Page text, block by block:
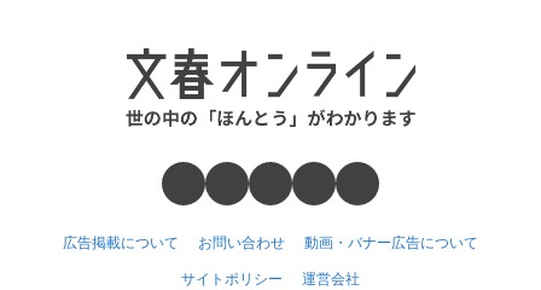
広告掲載について お問い合わせ 動画・バナー広告について
サイトポリシー 運営会社